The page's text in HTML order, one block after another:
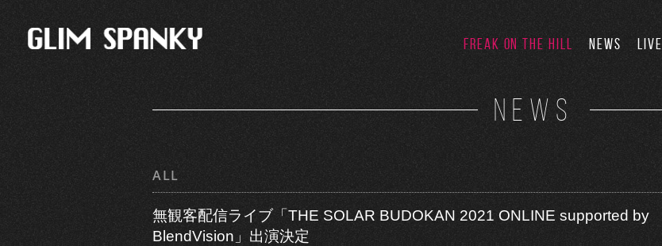
FREAK ON THE HILL NEWS LIVE
NEWS
ALL
無観客配信ライブ「THE SOLAR BUDOKAN 2021 ONLINE supported by
BlendVision」出演決定